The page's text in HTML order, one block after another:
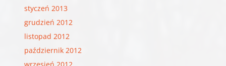
styczeń 2013
grudzień 2012
listopad 2012
październik 2012